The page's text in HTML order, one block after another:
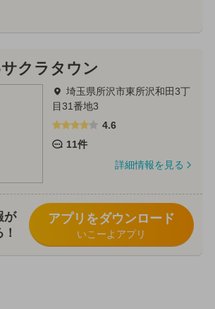
クラタウン
埼玉県所沢市東所沢和田3丁
目31番地3
4.6
11件
詳細情報を見る
が
アプリをダウンロード
いこーよアプリ